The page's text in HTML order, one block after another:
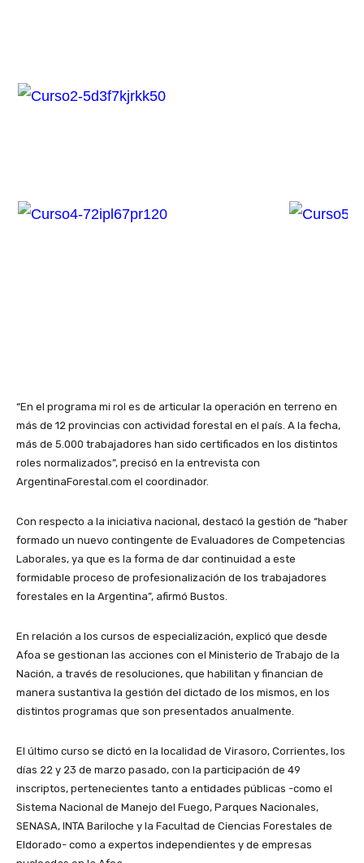
“En el programa mi rol es de articular la operación en terreno en
más de 12 provincias con actividad forestal en el país. A la fecha,
más de 5.000 trabajadores han sido certificados en los distintos
roles normalizados”, precisó en la entrevista con
ArgentinaForestal.com el coordinador.
Con respecto a la iniciativa nacional, destacó la gestión de “haber
formado un nuevo contingente de Evaluadores de Competencias
Laborales, ya que es la forma de dar continuidad a este
formidable proceso de profesionalización de los trabajadores
forestales en la Argentina”, afirmó Bustos.
En relación a los cursos de especialización, explicó que desde
Afoa se gestionan las acciones con el Ministerio de Trabajo de la
Nación, a través de resoluciones, que habilitan y financian de
manera sustantiva la gestión del dictado de los mismos, en los
distintos programas que son presentados anualmente.
El último curso se dictó en la localidad de Virasoro, Corrientes, los
días 22 y 23 de marzo pasado, con la participación de 49
inscriptos, pertenecientes tanto a entidades públicas -como el
Sistema Nacional de Manejo del Fuego, Parques Nacionales,
SENASA, INTA Bariloche y la Facultad de Ciencias Forestales de
Eldorado- como a expertos independientes y de empresas